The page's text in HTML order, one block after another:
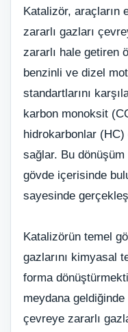
Katalizör, araçların
zararlı gazları
zararlı hale getiren
benzinli ve dizel
standartlarını
karbon monoksit
hidrokarbonlar (HC)
sağlar. Bu
gövde içerisinde
sayesinde
Katalizörün temel
gazlarını kimyasal
forma
meydana
çevreye zararlı